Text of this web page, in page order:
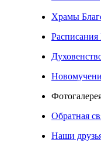
Храмы
Обратная
Наши